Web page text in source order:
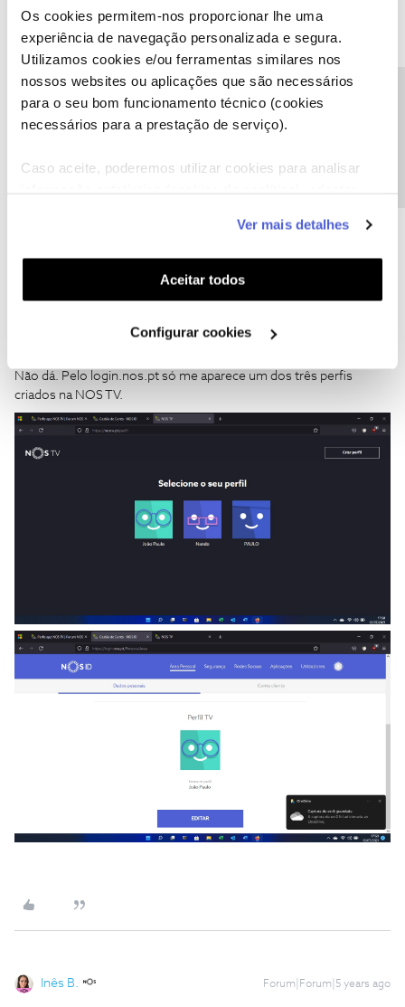
Os cookies permitem-nos proporcionar lhe uma
experiência de navegação personalizada e segura.
Utilizamos cookies e/ou ferramentas similares nos
nossos websites ou aplicações que são necessários
para o seu bom funcionamento técnico (cookies
necessários para a prestação de serviço).
Caso aceite, poderemos utilizar cookies para analisar
funcionalidades (cookies de personalização e
funcionalidade) e adaptar anúncios aos seus interesses
(cookies de publicidade personalizada). Pode gerir a
utilização dos cookies clicando em "Configurar
Ver mais detalhes
Aceitar todos
Configurar cookies
Obrigada
como "Melhor Resposta" e faça "Like" nos melhores comentários.
Acedendo pelo login.nos.pt, não consegue eliminar?
Obrigado pela atenção dispensada.
Não dá. Pelo login.nos.pt só me aparece um dos três perfis
criados na NOS TV.
Inês B. Forum|Forum|5 years ago